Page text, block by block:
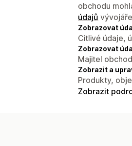
obchodu
údajů
Zobrazovat
Citlivé údaje,
Zobrazovat
Majitel
Zobrazit a
Produkty,
Zobrazit